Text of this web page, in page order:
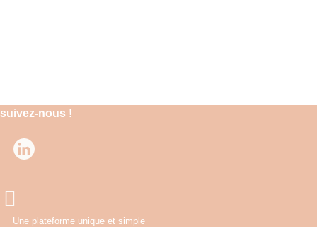
Aller
contenu
suivez-nous !
Une plateforme unique et simple